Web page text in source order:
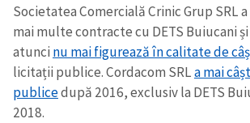
Societatea Comercială Crinic Grup SRL
mai multe contracte cu DETS Buiucani și
atuncinu mai figurează în calitate de
licitații publice. Cordacom SRLa mai
publicedupă 2016, exclusiv la DETS
2018.